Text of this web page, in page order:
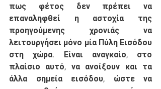
πως φέτος δεν πρέπει να
επαναληφθεί η αστοχία της
προηγούμενης χρονιάς να
λειτουργήσει μόνο μία Πύλη Εισόδου
στη χώρα. Είναι αναγκαίο, στο
πλαίσιο αυτό, να ανοίξουν και τα
άλλα σημεία εισόδου, ώστε να